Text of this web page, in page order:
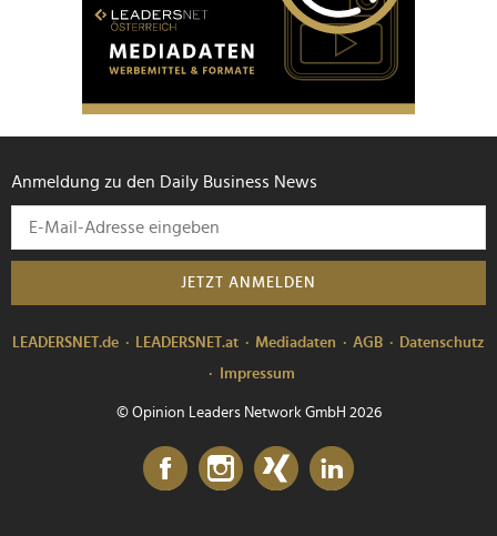
Anmeldung zu den Daily Business News
JETZT ANMELDEN
LEADERSNET.de LEADERSNET.at Mediadaten AGB
Datenschutz
Impressum
© Opinion Leaders Network GmbH 2026